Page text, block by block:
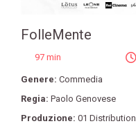
FolleMente
97 min
Genere: Commedia
Regia: Paolo Genovese
Produzione: 01 Distribution